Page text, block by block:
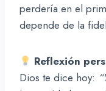
perdería en el
depende de la
Reflexión
Dios te dice hoy: